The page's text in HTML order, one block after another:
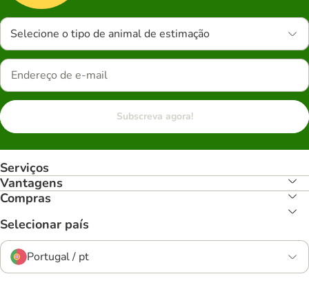
Selecione o tipo de animal de estimação
Subscreva agora!
Serviços
Vantagens
Compras
Selecionar país
Portugal / pt